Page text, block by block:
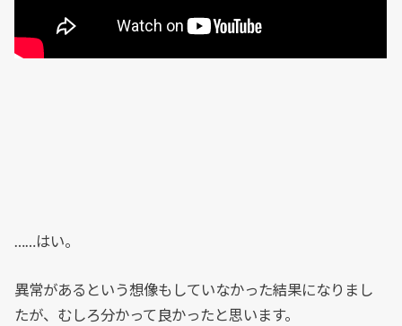
……はい。
異常があるという想像もしていなかった結果になりまし
たが、むしろ分かって良かったと思います。